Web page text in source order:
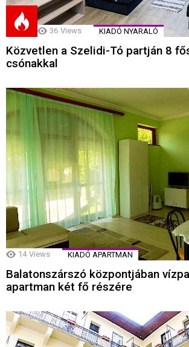
36 Views KIADÓ NYARALÓ
Közvetlen a Szelidi-Tó partján 8
csónakkal
14 Views KIADÓ APARTMAN
Balatonszárszó központjában
apartman két fő részére